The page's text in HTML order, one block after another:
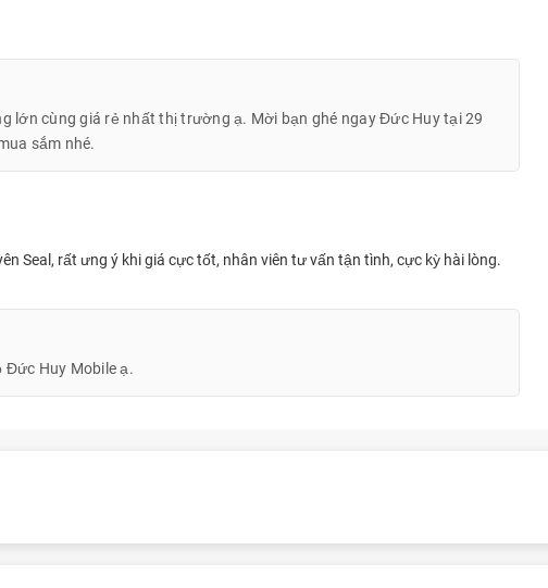
mà các tác vụ hằng ngày và chơi game ổn định.
lớn cùng giá rẻ nhất thị trường ạ. Mời bạn ghé ngay Đức Huy tại 29
sắm nhé.
Seal, rất ưng ý khi giá cực tốt, nhân viên tư vấn tận tình, cực kỳ hài lòng.
Đức Huy Mobile ạ.